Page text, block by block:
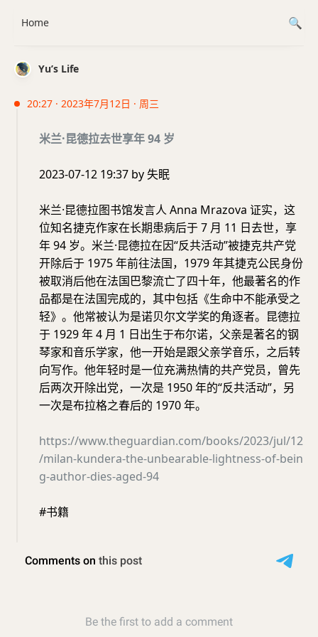
Yu’s Life
20:27 · 2023年7月12日 · 周三
米兰·昆德拉去世享年 94 岁
2023-07-12 19:37 by 失眠
米兰·昆德拉图书馆发言人 Anna Mrazova 证实，这
位知名捷克作家在长期患病后于 7 月 11 日去世，享
年 94 岁。米兰·昆德拉在因“反共活动”被捷克共产党
开除后于 1975 年前往法国，1979 年其捷克公民身份
被取消后他在法国巴黎流亡了四十年，他最著名的作
品都是在法国完成的，其中包括《生命中不能承受之
轻》。他常被认为是诺贝尔文学奖的角逐者。昆德拉
于 1929 年 4 月 1 日出生于布尔诺，父亲是著名的钢
琴家和音乐学家，他一开始是跟父亲学音乐，之后转
向写作。他年轻时是一位充满热情的共产党员，曾先
后两次开除出党，一次是 1950 年的“反共活动”，另
一次是布拉格之春后的 1970 年。
https://www.theguardian.com/books/2023/jul/12
/milan-kundera-the-unbearable-lightness-of-bein
g-author-dies-aged-94
#书籍
Home